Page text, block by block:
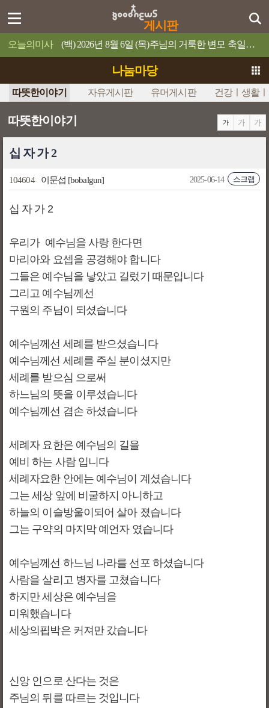
게시판
오늘의미사 (백) 2026년 8월 6일 (목)주님의 거룩한 변모 축일예수님의 얼굴은 해처럼 빛났다.
나눔마당
따뜻한이야기 자유게시판 유머게시판 건강ㅣ생활
따뜻한이야기
십 자 가 2
104604 이문섭 [bobalgun] 스크랩
2025-06-14
십 자 가 2
우리가 예수님을 사랑 한다면
마리아와 요셉을 공경해야 합니다
그들은 예수님을 낳았고 길렀기 때문입니다
그리고 예수님께선
구원의 주님이 되셨습니다
예수님께선 세례를 받으셨습니다
예수님께선 세례를 주실 분이셨지만
세례를 받으심 으로써
하느님의 뜻을 이루셨습니다
예수님께선 겸손 하셨습니다
세례자 요한은 예수님의 길을
예비 하는 사람 입니다
세례자요한 안에는 예수님이 계셨습니다
그는 세상 앞에 비굴하지 아니하고
하늘의 이슬방울이되어 살아 졌습니다
그는 구약의 마지막 예언자 였습니다
예수님께선 하느님 나라를 선포 하셨습니다
사람을 살리고 병자를 고쳤습니다
하지만 세상은 예수님을
미워했습니다
세상의핍박은 커져만 갔습니다
신앙 인으로 산다는 것은
주님의 뒤를 따르는 것입니다